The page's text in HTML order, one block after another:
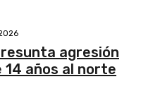
agresión
años al norte